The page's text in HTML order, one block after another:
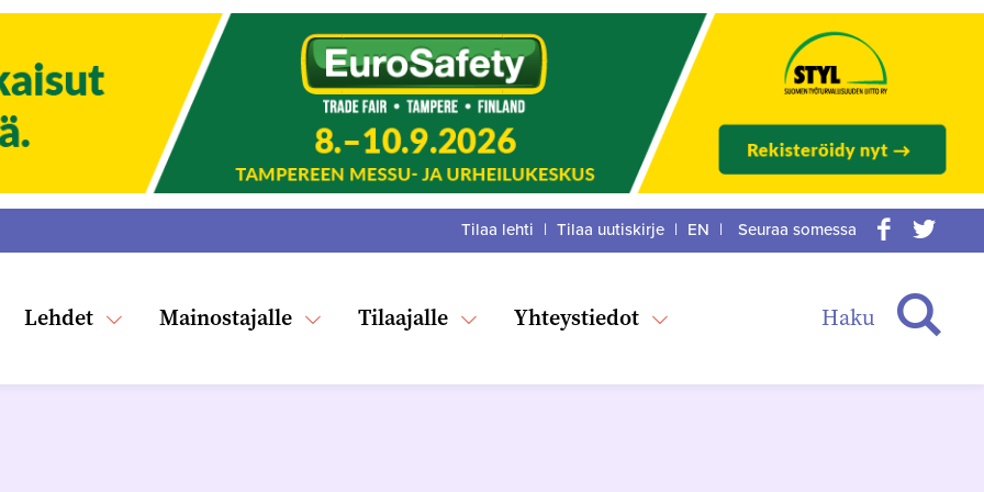
Lehdet Mainostajalle Tilaajalle Yhteystiedot Haku
Tilaa lehti | Tilaa uutiskirje | EN |
Seuraa somessa
:Facebook
Twitter